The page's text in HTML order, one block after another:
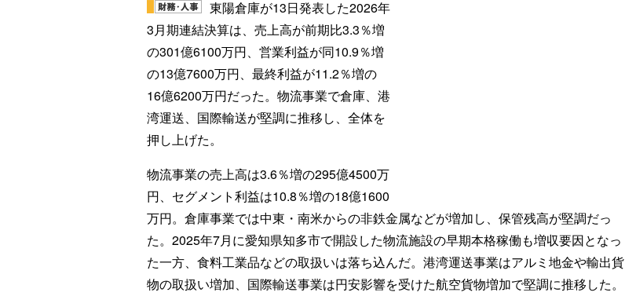
東陽倉庫が13日発表した2026年
3月期連結決算は、売上高が前期比3.3％増
の301億6100万円、営業利益が同10.9％増
の13億7600万円、最終利益が11.2％増の
16億6200万円だった。物流事業で倉庫、港
湾運送、国際輸送が堅調に推移し、全体を
押し上げた。
物流事業の売上高は3.6％増の295億4500万
円、セグメント利益は10.8％増の18億1600
万円。倉庫事業では中東・南米からの非鉄金属などが増加し、保管残高が堅調だっ
た。2025年7月に愛知県知多市で開設した物流施設の早期本格稼働も増収要因となっ
た一方、食料工業品などの取扱いは落ち込んだ。港湾運送事業はアルミ地金や輸出貨
物の取扱い増加、国際輸送事業は円安影響を受けた航空貨物増加で堅調に推移した。